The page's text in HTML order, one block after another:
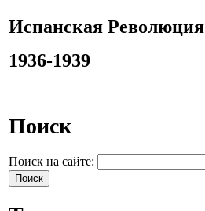
Испанская Революция
1936-1939
Поиск
Поиск на сайте: